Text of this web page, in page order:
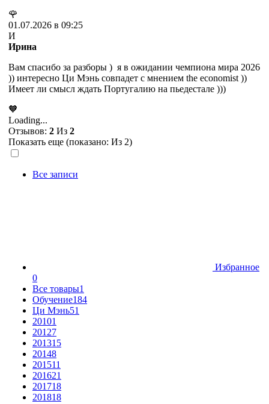
🌹
01.07.2026 в 09:25
И
Ирина
Вам спасибо за разборы ) я в ожидании чемпиона мира 2026
)) интересно Ци Мэнь совпадет с мнением the economist ))
Имеет ли смысл ждать Португалию на пьедестале )))
🧡
Loading...
Отзывов: 2 Из 2
Показать еще (показано: Из 2)
Все записи
Избранное
0
Все товары1
Обучение184
Ци Мэнь51
20101
20127
201315
20148
201511
201621
201718
201818